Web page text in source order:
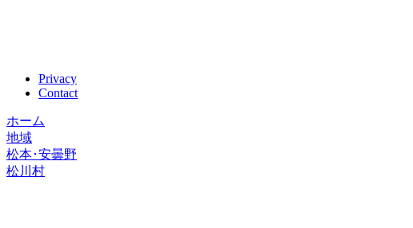
Privacy
Contact
ホーム
地域
松本･安曇野
松川村